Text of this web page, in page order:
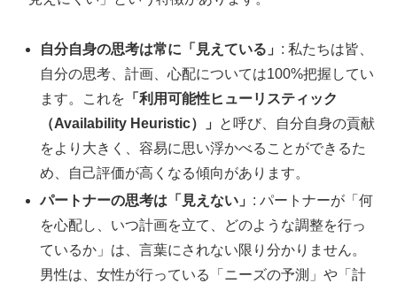
自分自身の思考は常に「見えている」 : 私たちは皆、
自分の思考、計画、心配については100%把握してい
ます。これを 「利用可能性ヒューリスティック
（Availability Heuristic）」
と呼び、自分自身の貢献
をより大きく、容易に思い浮かべることができるた
め、自己評価が高くなる傾向があります。
パートナーの思考は「見えない」 : パートナーが「何
を心配し、いつ計画を立て、どのような調整を行っ
ているか」は、言葉にされない限り分かりません。
男性は、女性が行っている「ニーズの予測」や「計